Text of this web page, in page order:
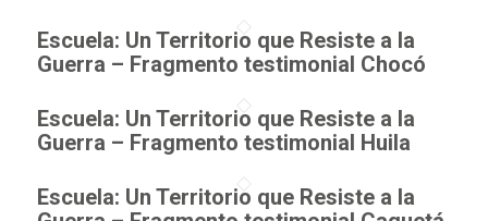
Escuela: Un Territorio que Resiste a la
Guerra – Fragmento testimonial Chocó
Escuela: Un Territorio que Resiste a la
Guerra – Fragmento testimonial Huila
Escuela: Un Territorio que Resiste a la